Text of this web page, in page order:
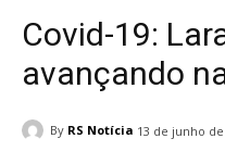
Covid-19:
avançando
By RS Notícia 13 de junho de